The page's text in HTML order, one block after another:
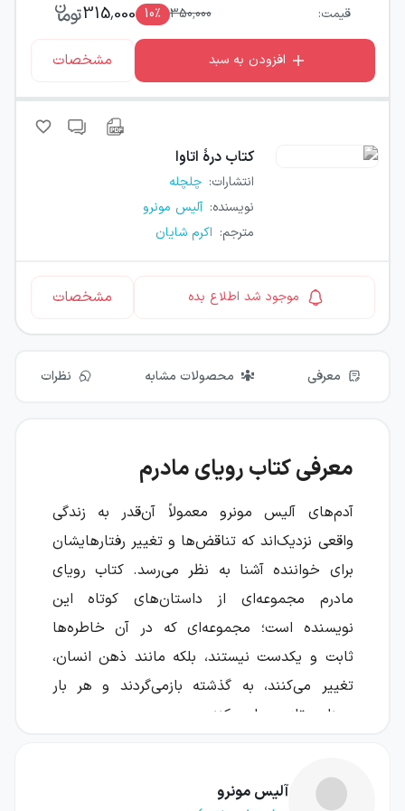
قیمت: 350,000
10٪ 315,000
افزودن به سبد مشخصات
کتاب درهٔ اتاوا
انتشارات: چلچله
نویسنده: آلیس مونرو
مترجم: اکرم شایان
موجود شد اطلاع بده مشخصات
معرفی محصولات مشابه نظرات
معرفی کتاب رویای مادرم
آدم‌های آلیس مونرو معمولاً آن‌قدر به زندگی
واقعی نزدیک‌اند که تناقض‌ها و تغییر رفتارهایشان
برای خواننده آشنا به نظر می‌رسد. کتاب رویای
مادرم مجموعه‌ای از داستان‌های کوتاه این
نویسنده است؛ مجموعه‌ای که در آن خاطره‌ها
ثابت و یکدست نیستند، بلکه مانند ذهن انسان،
تغییر می‌کنند، به گذشته بازمی‌گردند و هر بار
معنایی تازه پیدا می‌کنند.
می‌رود که در ظاهر ساده‌اند، اما در لایه‌های پنهان
آلیس مونرو